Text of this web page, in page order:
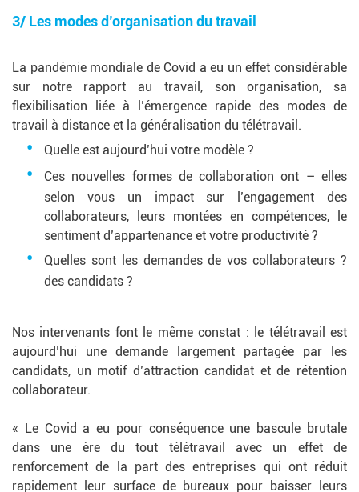
3/ Les modes d’organisation du travail
La pandémie mondiale de Covid a eu un effet considérable
sur notre rapport au travail, son organisation, sa
flexibilisation liée à l’émergence rapide des modes de
travail à distance et la généralisation du télétravail.
Quelle est aujourd’hui votre modèle ?
Ces nouvelles formes de collaboration ont – elles
selon vous un impact sur l’engagement des
collaborateurs, leurs montées en compétences, le
sentiment d’appartenance et votre productivité ?
Quelles sont les demandes de vos collaborateurs ?
des candidats ?
Nos intervenants font le même constat : le télétravail est
aujourd’hui une demande largement partagée par les
candidats, un motif d’attraction candidat et de rétention
collaborateur.
« Le Covid a eu pour conséquence une bascule brutale
dans une ère du tout télétravail avec un effet de
renforcement de la part des entreprises qui ont réduit
rapidement leur surface de bureaux pour baisser leurs